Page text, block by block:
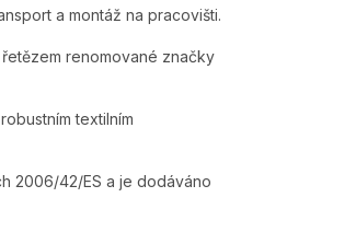
a montáž na pracovišti.
renomované značky
textilním
2006/42/ES a je dodáváno